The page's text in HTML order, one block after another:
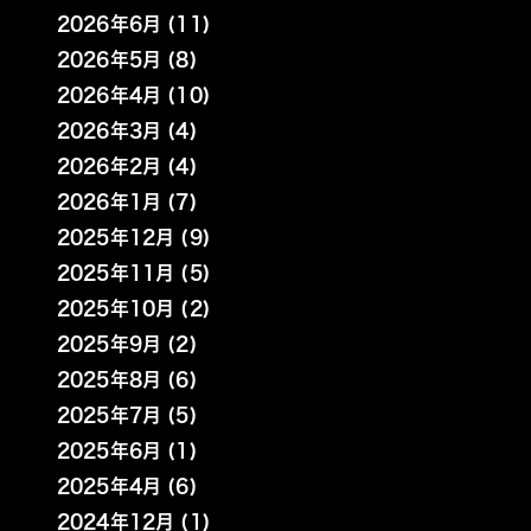
2026年6月 (11)
2026年5月 (8)
2026年4月 (10)
2026年3月 (4)
2026年2月 (4)
2026年1月 (7)
2025年12月 (9)
2025年11月 (5)
2025年10月 (2)
2025年9月 (2)
2025年8月 (6)
2025年7月 (5)
2025年6月 (1)
2025年4月 (6)
2024年12月 (1)